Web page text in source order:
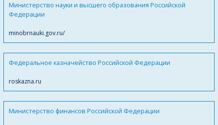
Министерство науки и высшего образования Российской
Федерации
minobrnauki.gov.ru/
Федеральное казначейство Российской Федерации
roskazna.ru
Министерство финансов Российской Федерации